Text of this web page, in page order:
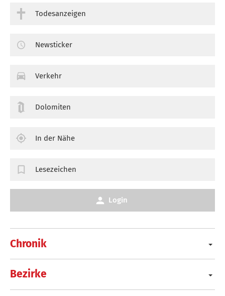
Chronik
Bezirke
Todesanzeigen
Newsticker
Verkehr
Dolomiten
In der Nähe
Lesezeichen
Login